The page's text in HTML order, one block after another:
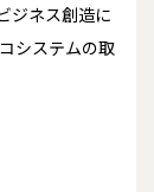
ジネス創造に
システムの取